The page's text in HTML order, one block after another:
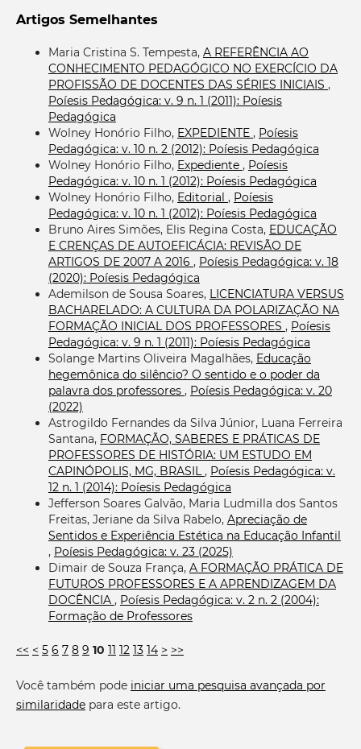
Artigos Semelhantes
Maria Cristina S. Tempesta, A REFERÊNCIA AO
CONHECIMENTO PEDAGÓGICO NO EXERCÍCIO DA
PROFISSÃO DE DOCENTES DAS SÉRIES INICIAIS ,
Poíesis Pedagógica: v. 9 n. 1 (2011): Poíesis
Pedagógica
Wolney Honório Filho, EXPEDIENTE , Poíesis
Pedagógica: v. 10 n. 2 (2012): Poíesis Pedagógica
Wolney Honório Filho, Expediente , Poíesis
Pedagógica: v. 10 n. 1 (2012): Poíesis Pedagógica
Wolney Honório Filho, Editorial , Poíesis
Pedagógica: v. 10 n. 1 (2012): Poíesis Pedagógica
Bruno Aires Simões, Elis Regina Costa, EDUCAÇÃO
E CRENÇAS DE AUTOEFICÁCIA: REVISÃO DE
ARTIGOS DE 2007 A 2016 , Poíesis Pedagógica: v. 18
(2020): Poíesis Pedagógica
Ademilson de Sousa Soares, LICENCIATURA VERSUS
BACHARELADO: A CULTURA DA POLARIZAÇÃO NA
FORMAÇÃO INICIAL DOS PROFESSORES , Poíesis
Pedagógica: v. 9 n. 1 (2011): Poíesis Pedagógica
Solange Martins Oliveira Magalhães, Educação
hegemônica do silêncio? O sentido e o poder da
palavra dos professores , Poíesis Pedagógica: v. 20
(2022)
Astrogildo Fernandes da Silva Júnior, Luana Ferreira
Santana, FORMAÇÃO, SABERES E PRÁTICAS DE
PROFESSORES DE HISTÓRIA: UM ESTUDO EM
CAPINÓPOLIS, MG, BRASIL, Poíesis Pedagógica: v.
12 n. 1 (2014): Poíesis Pedagógica
Jefferson Soares Galvão, Maria Ludmilla dos Santos
Freitas, Jeriane da Silva Rabelo, Apreciação de
Sentidos e Experiência Estética na Educação Infantil
, Poíesis Pedagógica: v. 23 (2025)
Dimair de Souza França, A FORMAÇÃO PRÁTICA DE
FUTUROS PROFESSORES E A APRENDIZAGEM DA
DOCÊNCIA , Poíesis Pedagógica: v. 2 n. 2 (2004):
Formação de Professores
<< < 5 6 7 8 9 10 11 12 13 14 > >>
Você também pode iniciar uma pesquisa avançada por
similaridadepara este artigo.